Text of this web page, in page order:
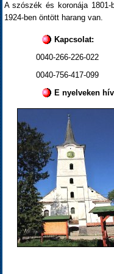
A szószék és koronája
1924-ben öntött harang van.
Kapcsolat:
0040-266-226-022
0040-756-417-099
E nyelveken